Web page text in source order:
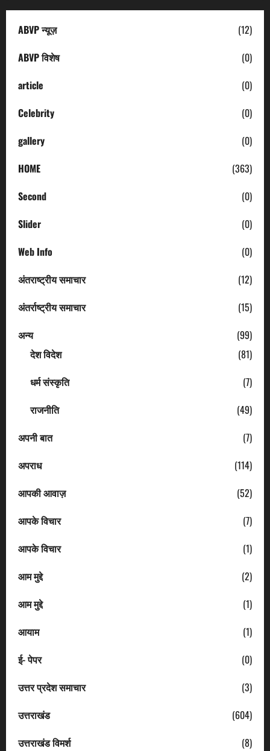
ABVP न्यूज़
(12)
ABVP विशेष
(0)
article
(0)
Celebrity
(0)
gallery
(0)
HOME
(363)
Second
(0)
Slider
(0)
Web Info
(0)
अंतराष्ट्रीय समाचार
(12)
अंतर्राष्ट्रीय समाचार
(15)
अन्य
(99)
देश विदेश
(81)
धर्म संस्कृति
(7)
राजनीति
(49)
अपनी बात
(7)
अपराध
(114)
आपकी आवाज़
(52)
आपके विचार
(7)
आपके विचार
(1)
आम मुद्दे
(2)
आम मुद्दे
(1)
आयाम
(1)
ई- पेपर
(0)
उत्तर प्रदेश समाचार
(3)
उत्तराखंड
(604)
उत्तराखंड विमर्श
(8)